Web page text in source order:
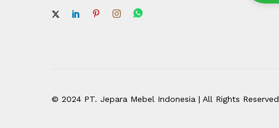
© 2024 PT. Jepara Mebel Indonesia | All Rights Reserved